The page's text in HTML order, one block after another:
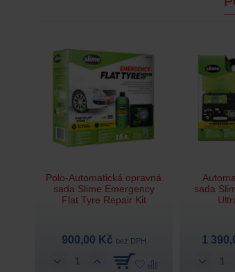
Polo-Automatická opravná
sada Slime Emergency
Flat Tyre Repair Kit
900,00 Kč bez DPH
sada
1